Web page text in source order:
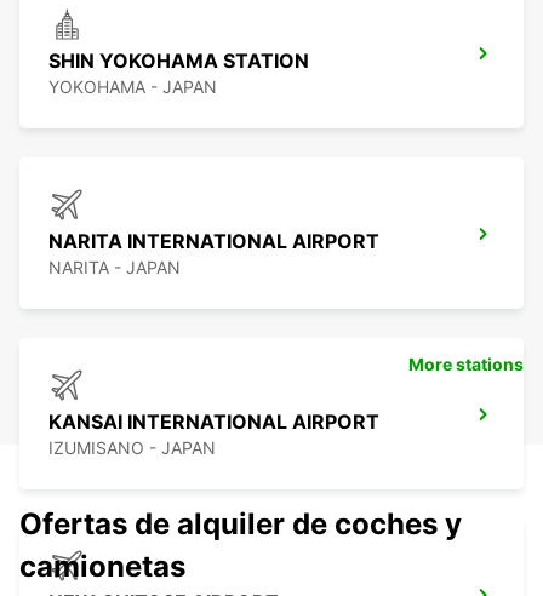
SHIN YOKOHAMA STATION
YOKOHAMA - JAPAN
NARITA INTERNATIONAL AIRPORT
NARITA - JAPAN
KANSAI INTERNATIONAL AIRPORT
IZUMISANO - JAPAN
More stations
Ofertas de alquiler de coches y
camionetas